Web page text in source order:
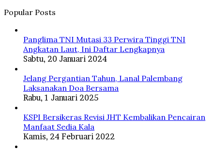
Popular Posts
Panglima TNI Mutasi 33 Perwira Tinggi TNI
Angkatan Laut, Ini Daftar Lengkapnya
Sabtu, 20 Januari 2024
Jelang Pergantian Tahun, Lanal Palembang
Laksanakan Doa Bersama
Rabu, 1 Januari 2025
KSPI Bersikeras Revisi JHT Kembalikan Pencairan
Manfaat Sedia Kala
Kamis, 24 Februari 2022